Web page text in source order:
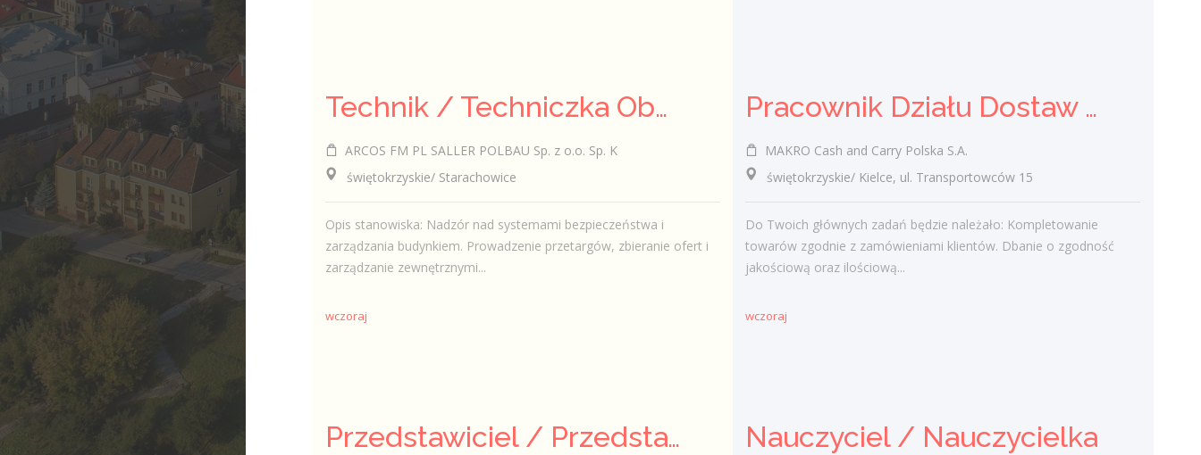
z tym radzą sobie starsi pracownicy?
Jak zmienić pracę fizyczną na biurową?
3 stycznia 2021
rozwój – czy to ideał pracownika?
19 października 2020
Technik / Techniczka Obsługi Budynku
ARCOS FM PL SALLER POLBAU Sp. z o.o. Sp. K
świętokrzyskie/ Starachowice
Opis stanowiska: Nadzór nad systemami bezpieczeństwa i
zarządzania budynkiem. Prowadzenie przetargów, zbieranie ofert i
zarządzanie zewnętrznymi...
wczoraj
Pracownik Działu Dostaw (K/M)
MAKRO Cash and Carry Polska S.A.
świętokrzyskie/ Kielce, ul. Transportowców 15
Do Twoich głównych zadań będzie należało: Kompletowanie
towarów zgodnie z zamówieniami klientów. Dbanie o zgodność
jakościową oraz ilościową...
wczoraj
Przedstawiciel / Przedstawicielka ds. sprzedaży ubezpieczeń majątkowych Nauczyciel / Nauczycielka